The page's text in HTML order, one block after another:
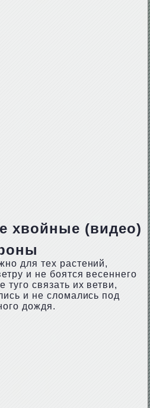
хвойные (видео)
для тех растений,
и не боятся весеннего
связать их ветви,
и не сломались под
дождя.